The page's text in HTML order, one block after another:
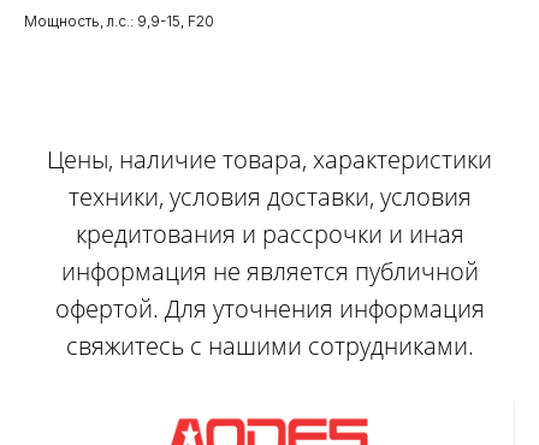
Мощность, л.с.: 9,9-15, F20
Цены, наличие товара, характеристики
техники, условия доставки, условия
кредитования и рассрочки и иная
информация не является публичной
офертой. Для уточнения информация
свяжитесь с нашими сотрудниками.